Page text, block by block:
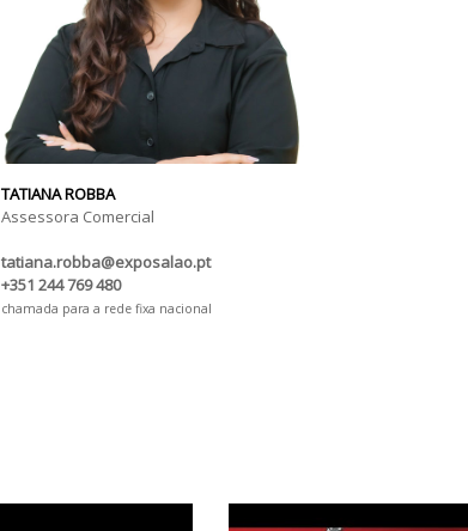
TATIANA ROBBA
Assessora Comercial
tatiana.robba@exposalao.pt
+351 244 769 480
chamada para a rede fixa nacional